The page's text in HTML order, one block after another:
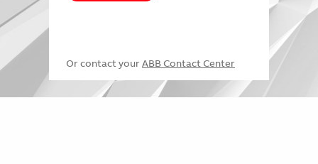
Or contact your ABB Contact Center